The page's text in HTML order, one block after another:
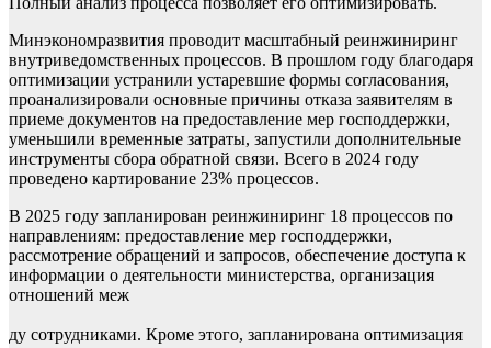
Минэкономразвития проводит масштабный реинжиниринг
внутриведомственных процессов. В прошлом году благодаря
оптимизации устранили устаревшие формы согласования,
проанализировали основные причины отказа заявителям в
приеме документов на предоставление мер господдержки,
уменьшили временные затраты, запустили дополнительные
инструменты сбора обратной связи. Всего в 2024 году
проведено картирование 23% процессов.
В 2025 году запланирован реинжиниринг 18 процессов по
направлениям: предоставление мер господдержки,
рассмотрение обращений и запросов, обеспечение доступа к
информации о деятельности министерства, организация
отношений меж
ду сотрудниками. Кроме этого, запланирована оптимизация